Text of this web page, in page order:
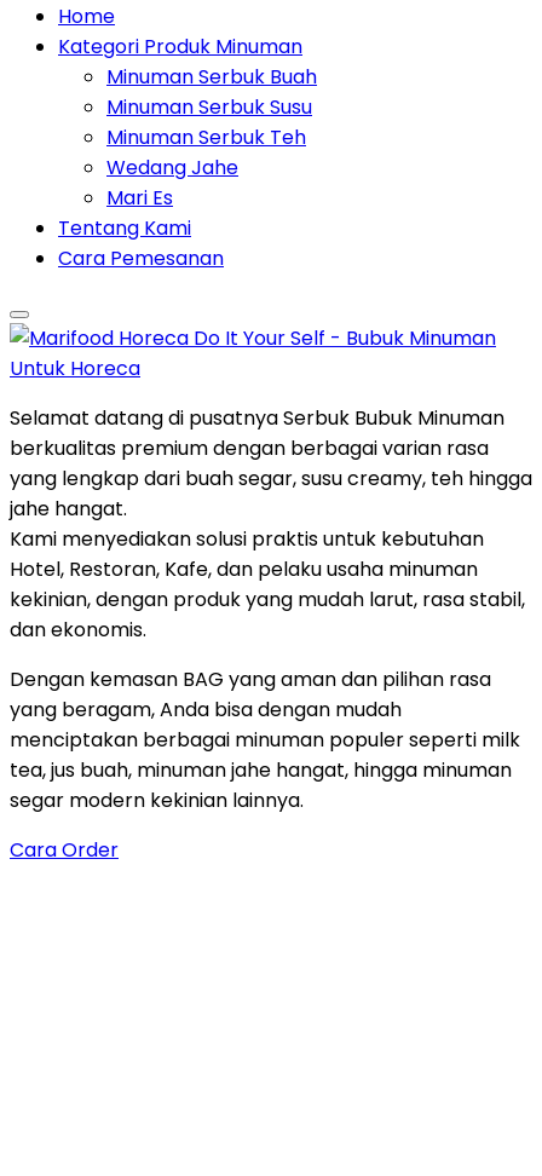
Home
Kategori Produk Minuman
Minuman Serbuk Buah
Minuman Serbuk Susu
Minuman Serbuk Teh
Wedang Jahe
Mari Es
Tentang Kami
Cara Pemesanan
Selamat datang di pusatnya Serbuk Bubuk Minuman
berkualitas premium dengan berbagai varian rasa
yang lengkap dari buah segar, susu creamy, teh hingga
jahe hangat.
Kami menyediakan solusi praktis untuk kebutuhan
Hotel, Restoran, Kafe, dan pelaku usaha minuman
kekinian, dengan produk yang mudah larut, rasa stabil,
dan ekonomis.
Dengan kemasan BAG yang aman dan pilihan rasa
yang beragam, Anda bisa dengan mudah
menciptakan berbagai minuman populer seperti milk
tea, jus buah, minuman jahe hangat, hingga minuman
segar modern kekinian lainnya.
Cara Order